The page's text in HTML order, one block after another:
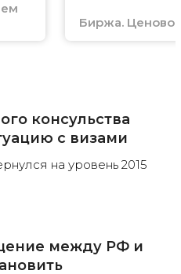
Биржа.
консульства
с визами
на уровень 2015
между РФ и